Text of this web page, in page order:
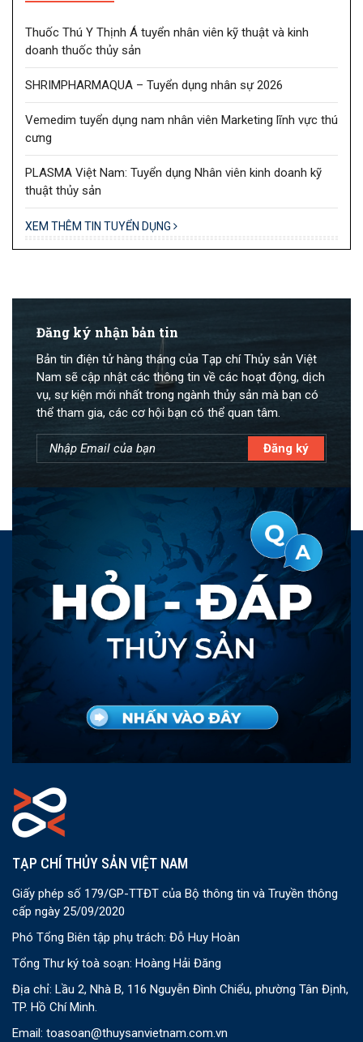
Thuốc Thú Y Thịnh Á tuyển nhân viên kỹ thuật và kinh
doanh thuốc thủy sản
SHRIMPHARMAQUA – Tuyển dụng nhân sự 2026
Vemedim tuyển dụng nam nhân viên Marketing lĩnh vực thú
cưng
PLASMA Việt Nam: Tuyển dụng Nhân viên kinh doanh kỹ
thuật thủy sản
XEM THÊM TIN TUYỂN DỤNG
Đăng ký nhận bản tin
Bản tin điện tử hàng tháng của Tạp chí Thủy sản Việt
Nam sẽ cập nhật các thông tin về các hoạt động, dịch
vụ, sự kiện mới nhất trong ngành thủy sản mà bạn có
thể tham gia, các cơ hội bạn có thể quan tâm.
TẠP CHÍ THỦY SẢN VIỆT NAM
Giấy phép số 179/GP-TTĐT của Bộ thông tin và Truyền thông
cấp ngày 25/09/2020
Phó Tổng Biên tập phụ trách: Đỗ Huy Hoàn
Tổng Thư ký toà soạn: Hoàng Hải Đăng
Địa chỉ: Lầu 2, Nhà B, 116 Nguyễn Đình Chiểu, phường Tân Định,
TP. Hồ Chí Minh.
Email: toasoan@thuysanvietnam.com.vn